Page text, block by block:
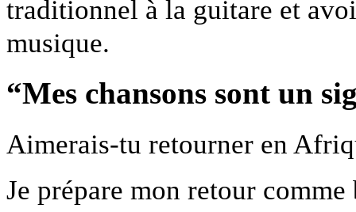
traditionnel à la guitare et
musique.
“Mes chansons sont un
Aimerais-tu retourner en
Je prépare mon retour